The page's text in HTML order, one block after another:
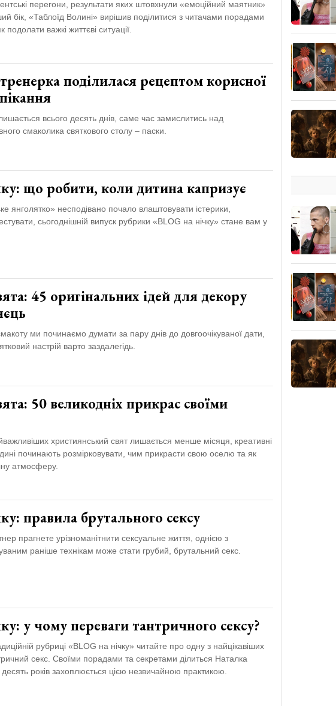
перегони, результати яких штовхнули «емоційний маятник»
бік, «Таблоїд Волині» вирішив поділитися з читачами порадами
подолати важкі життєві ситуації.
поділилася рецептом корисної
всього десять днів, саме час замислитись над
смаколика святкового столу – паски.
що робити, коли дитина капризує
янголятко» несподівано почало влаштовувати істерики,
сьогоднішній випуск рубрики «BLOG на нічку» стане вам у
45 оригінальних ідей для декору
ми починаємо думати за пару днів до довгоочікуваної дати,
настрій варто заздалегідь.
50 великодніх прикрас своїми
християнський свят лишається менше місяця, креативні
починають розмірковувати, чим прикрасти свою оселю та як
атмосферу.
правила брутального сексу
прагнете урізноманітнити сексуальне життя, однією з
раніше технікам може стати грубий, брутальний секс.
у чому переваги тантричного сексу?
рубриці «BLOG на нічку» читайте про одну з найцікавіших
секс. Своїми порадами та секретами ділиться Наталка
років захоплюється цією незвичайною практикою.